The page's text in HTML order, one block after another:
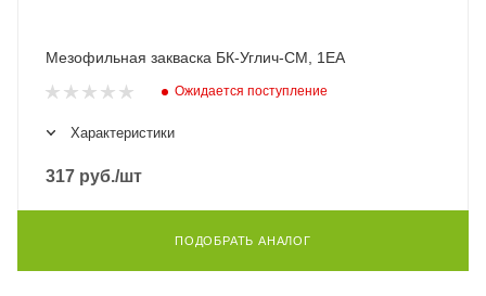
Мезофильная закваска БК-Углич-СМ, 1ЕА
Ожидается поступление
Характеристики
317 руб./шт
ПОДОБРАТЬ АНАЛОГ